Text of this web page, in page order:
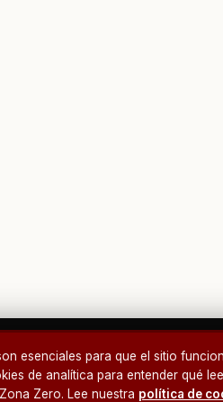
esenciales para que el sitio
de analítica para entender qué
Zero. Lee nuestra política de
mejor cada mañana en tu correo.